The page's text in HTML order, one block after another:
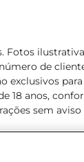
de
anos,
sem